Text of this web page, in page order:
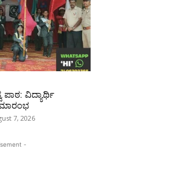
ಪಾಠ: ವಿದ್ಯಾರ್ಥಿ
7, 2026
-